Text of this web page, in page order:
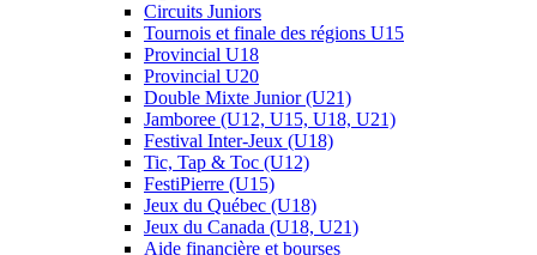
Circuits Juniors
Tournois et finale des régions U15
Provincial U18
Provincial U20
Double Mixte Junior (U21)
Jamboree (U12, U15, U18, U21)
Festival Inter-Jeux (U18)
Tic, Tap & Toc (U12)
FestiPierre (U15)
Jeux du Québec (U18)
Jeux du Canada (U18, U21)
Aide financière et bourses